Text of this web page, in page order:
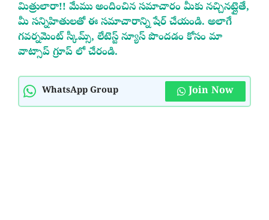
మిత్రులారా!! మేము అందించిన సమాచారం మీకు నచ్చినట్లైతే,
మీ సన్నిహితులతో ఈ సమాచారాన్ని షేర్ చేయండి. అలాగే
గవర్నమెంట్ స్కీమ్స్, లేటెస్ట్ న్యూస్ పొందడం కోసం మా
వాట్సాప్ గ్రూప్ లో చేరండి.
WhatsApp Group Join Now